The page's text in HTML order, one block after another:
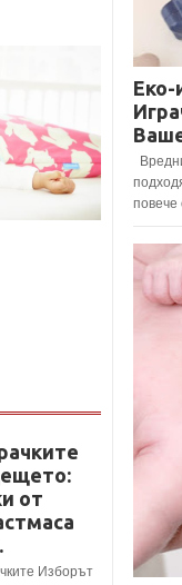
от
Изборът
Еко-
повече